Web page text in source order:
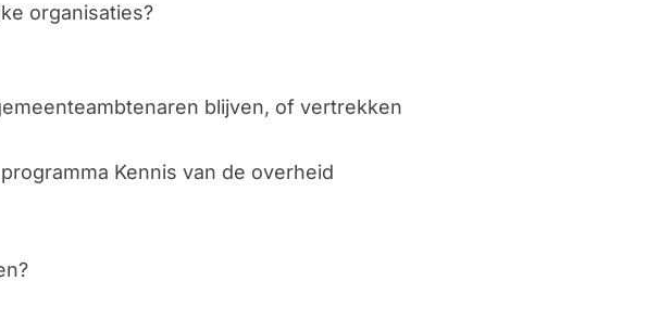
organisaties?
blijven, of vertrekken
Kennis van de overheid